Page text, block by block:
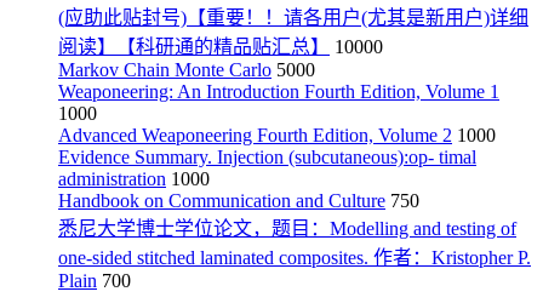
(应助此贴封号)【重要！！请各用户(尤其是新用户)详细
阅读】【科研通的精品贴汇总】
10000
Markov Chain Monte Carlo 5000
Weaponeering: An Introduction Fourth Edition, Volume 1
1000
Advanced Weaponeering Fourth Edition, Volume 2 1000
Evidence Summary. Injection (subcutaneous):op- timal
administration 1000
Handbook on Communication and Culture 750
悉尼大学博士学位论文，题目：Modelling and testing of
one-sided stitched laminated composites. 作者：Kristopher P.
Plain 700